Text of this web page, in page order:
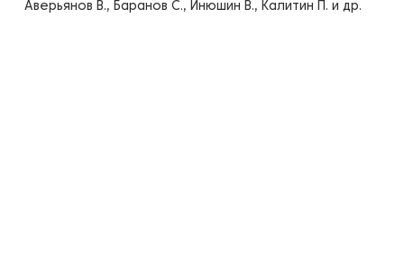
Аверьянов В., Баранов С., Инюшин В., Калитин П. и др.